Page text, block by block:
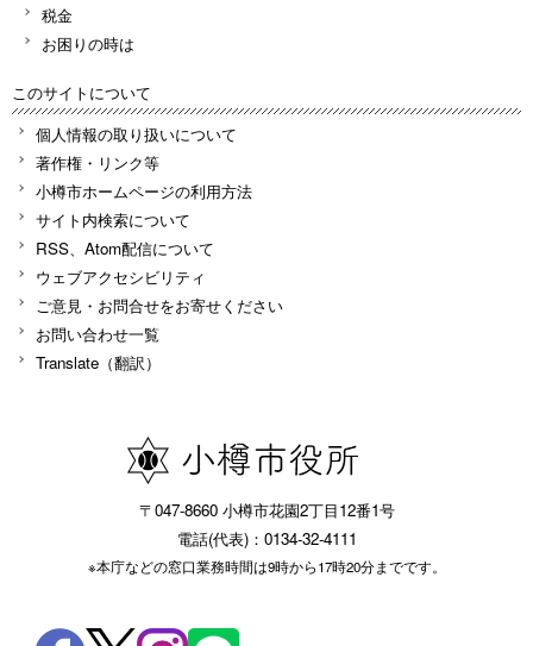
税金
お困りの時は
このサイトについて
個人情報の取り扱いについて
著作権・リンク等
小樽市ホームページの利用方法
サイト内検索について
RSS、Atom配信について
ウェブアクセシビリティ
ご意見・お問合せをお寄せください
お問い合わせ一覧
Translate（翻訳）
〒047-8660 小樽市花園2丁目12番1号
電話(代表)：0134-32-4111
※本庁などの窓口業務時間は9時から17時20分までです。